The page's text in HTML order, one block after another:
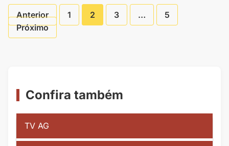
Paginação
Anterior 1 2 3 …
5
Próximo
Confira também
TV AG